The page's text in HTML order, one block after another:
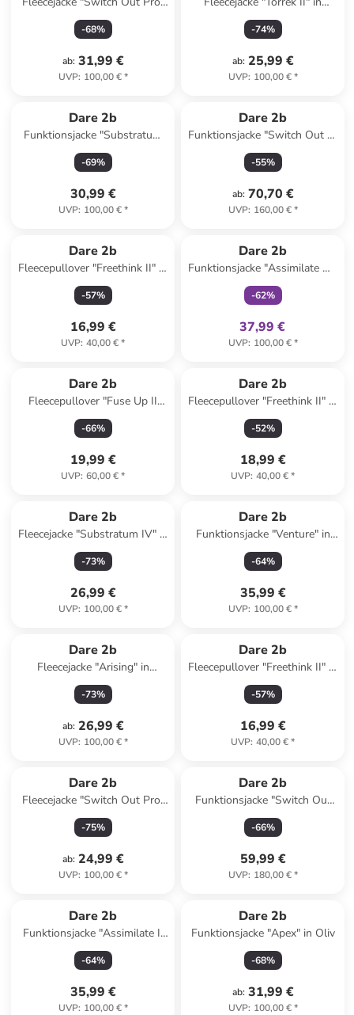
in Blaugrau
-68%
ab: 31,99 €
UVP: 100,00 €*
Dunkelblau
-74%
ab: 25,99 €
UVP: 100,00 €*
Dare 2b
Funktionsjacke "Substratum
V" in Bordeaux
-69%
30,99 €
UVP: 100,00 €*
Dare 2b
Funktionsjacke "Switch Out II"
in Dunkelblau
-55%
ab: 70,70 €
UVP: 160,00 €*
Dare 2b
Fleecepullover "Freethink II" in
Schwarz
-57%
16,99 €
UVP: 40,00 €*
Dare 2b
Funktionsjacke "Assimilate VI"
in Dunkelblau
-62%
37,99 €
UVP: 100,00 €*
Dare 2b
Fleecepullover "Fuse Up II
Core" in Blau
-66%
19,99 €
UVP: 60,00 €*
Dare 2b
Fleecepullover "Freethink II" in
Beige
-52%
18,99 €
UVP: 40,00 €*
Dare 2b
Fleecejacke "Substratum IV" in
Lila/ Grau
-73%
26,99 €
UVP: 100,00 €*
Dare 2b
Funktionsjacke "Venture" in
Limette
-64%
35,99 €
UVP: 100,00 €*
Dare 2b
Fleecejacke "Arising" in
Terrakotta
-73%
ab: 26,99 €
UVP: 100,00 €*
Dare 2b
Fleecepullover "Freethink II" in
Anthrazit
-57%
16,99 €
UVP: 40,00 €*
Dare 2b
Fleecejacke "Switch Out Pro"
in Dunkelblau
-75%
ab: 24,99 €
UVP: 100,00 €*
Dare 2b
Funktionsjacke "Switch Out
III" in Hellgrau
-66%
59,99 €
UVP: 180,00 €*
Dare 2b
Funktionsjacke "Assimilate II
Core Stretch" in Braun/ Beige
-64%
35,99 €
UVP: 100,00 €*
Dare 2b
Funktionsjacke "Apex" in Oliv
-68%
ab: 31,99 €
UVP: 100,00 €*